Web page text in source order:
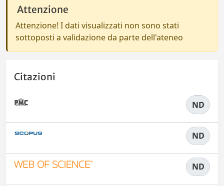
Attenzione
Attenzione! I dati visualizzati non sono stati
sottoposti a validazione da parte dell'ateneo
Citazioni
ND
ND
ND